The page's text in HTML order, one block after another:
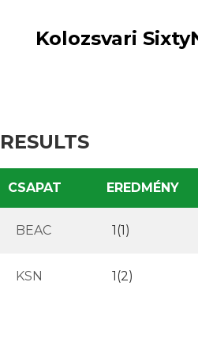
Kolozsvari
RESULTS
CSAPAT EREDMÉNY
BEAC 1(1)
KSN 1(2)